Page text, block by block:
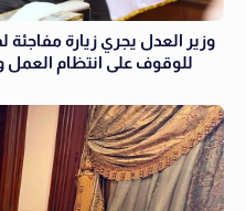
وزير العدل يجري زيارة مفاجئة
للوقوف على انتظام العمل